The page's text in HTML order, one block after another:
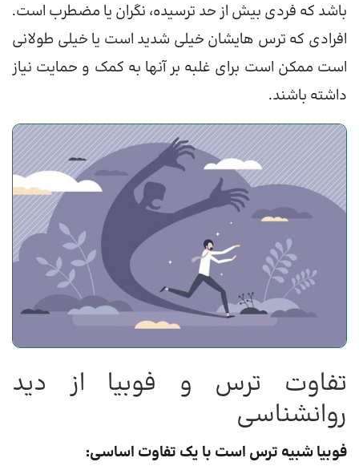
باشد که فردی بیش از حد ترسیده، نگران یا مضطرب است.
افرادی که ترس هایشان خیلی شدید است یا خیلی طولانی
است ممکن است برای غلبه بر آنها به کمک و حمایت نیاز
داشته باشند.
تفاوت ترس و فوبیا از دید
روانشناسی
فوبیا شبیه ترس است با یک تفاوت اساسی: